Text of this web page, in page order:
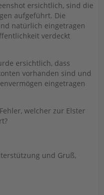
ersichtlich, sind die
aufgeführt. Die
natürlich eingetragen
verdeckt
ersichtlich, dass
vorhanden sind und
eingetragen
welcher zur Elster
und Gruß,